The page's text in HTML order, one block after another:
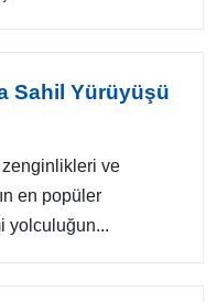
Sahil Yürüyüşü
zenginlikleri ve
en popüler
yolculuğun...